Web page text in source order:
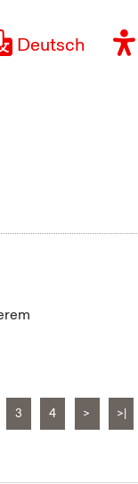
Deutsch
3 4 > >|